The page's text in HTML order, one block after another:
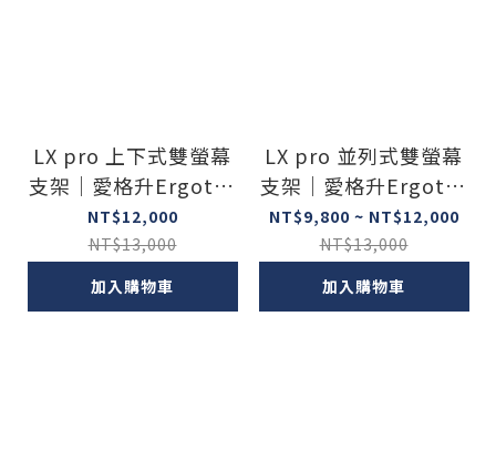
LX pro 上下式雙螢幕
支架｜愛格升Ergotro
n
NT$12,000
NT$13,000
加入購物車
LX pro 並列式雙螢幕
支架｜愛格升Ergotro
n
NT$9,800 ~ NT$12,000
NT$13,000
加入購物車